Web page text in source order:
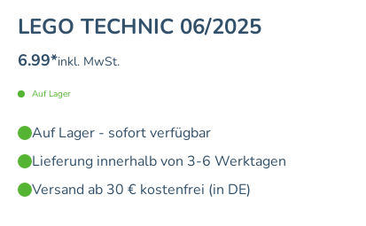
LEGO TECHNIC 06/2025
6.99*inkl. MwSt.
Auf Lager
Auf Lager - sofort verfügbar
Lieferung innerhalb von 3-6 Werktagen
Versand ab 30 € kostenfrei (in DE)